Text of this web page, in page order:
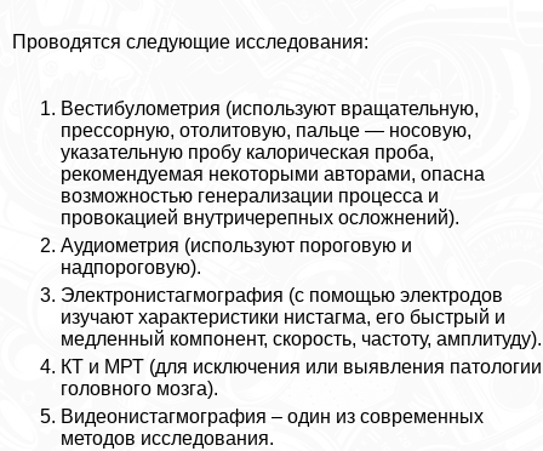
Проводятся следующие исследования:
Вестибулометрия (используют вращательную,
прессорную, отолитовую, пальце — носовую,
указательную пробу калорическая проба,
рекомендуемая некоторыми авторами, опасна
возможностью генерализации процесса и
провокацией внутричерепных осложнений).
Аудиометрия (используют пороговую и
надпороговую).
Электронистагмография (с помощью электродов
изучают хаpaктеристики нистагма, его быстрый и
медленный компонент, скорость, частоту, амплитуду).
КТ и МРТ (для исключения или выявления патологии
головного мозга).
Видеонистагмография – один из современных
методов исследования.